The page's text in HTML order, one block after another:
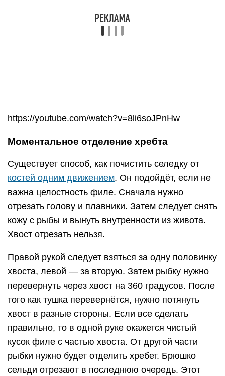
https://youtube.com/watch?v=8li6soJPnHw
Моментальное отделение хребта
Существует способ, как почистить селедку от
костей одним движением. Он подойдёт, если не
важна целостность филе. Сначала нужно
отрезать голову и плавники. Затем следует снять
кожу с рыбы и вынуть внутренности из живота.
Хвост отрезать нельзя.
Правой рукой следует взяться за одну половинку
хвоста, левой — за вторую. Затем рыбку нужно
перевернуть через хвост на 360 градусов. После
того как тушка перевернётся, нужно потянуть
хвост в разные стороны. Если все сделать
правильно, то в одной руке окажется чистый
кусок филе с частью хвоста. От другой части
рыбки нужно будет отделить хребет. Брюшко
сельди отрезают в последнюю очередь. Этот